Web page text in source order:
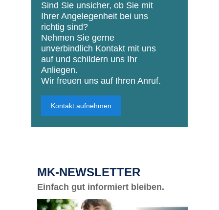
Sind Sie unsicher, ob Sie mit
Ihrer Angelegenheit bei uns
richtig sind?
Nehmen Sie gerne
unverbindlich Kontakt mit uns
auf und schildern uns Ihr
Anliegen.
Wir freuen uns auf Ihren Anruf.
Kontakt aufnehmen
MK-NEWSLETTER
Einfach gut informiert bleiben.